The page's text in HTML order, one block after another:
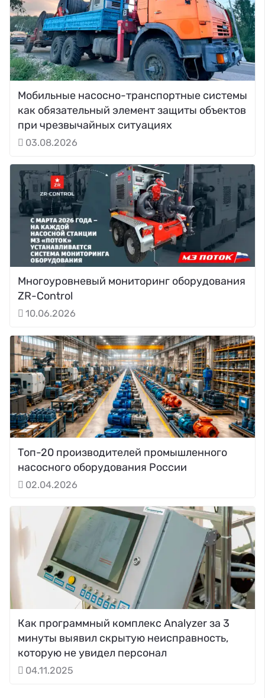
Мобильные насосно-транспортные системы
как обязательный элемент защиты объектов
при чрезвычайных ситуациях
03.08.2026
Многоуровневый мониторинг оборудования
ZR-Control
10.06.2026
Топ-20 производителей промышленного
насосного оборудования России
02.04.2026
Как программный комплекс Analyzer за 3
минуты выявил скрытую неисправность,
которую не увидел персонал
04.11.2025